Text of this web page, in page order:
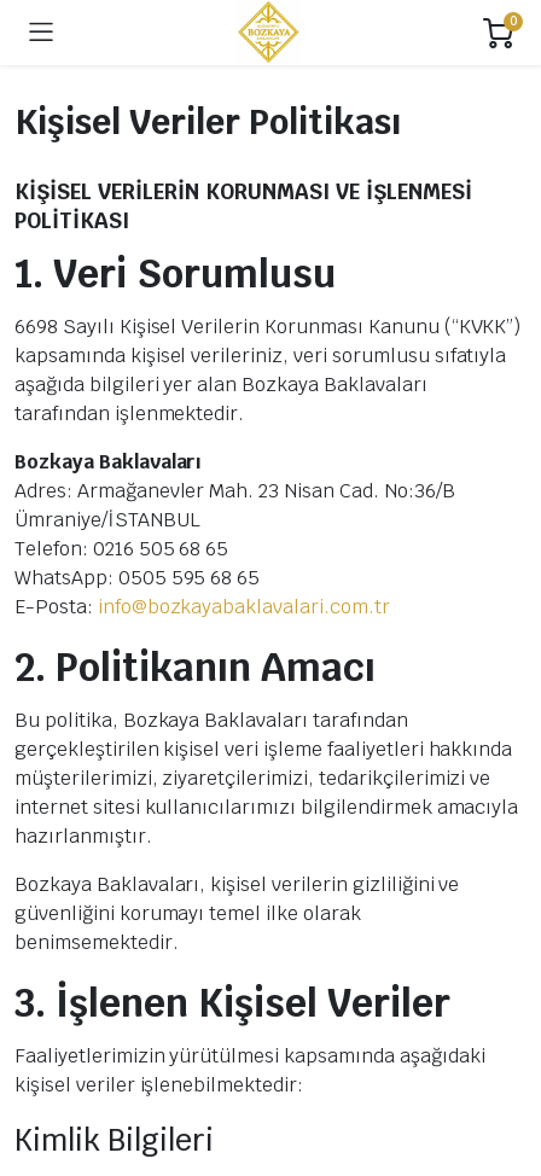
0
Kişisel Veriler Politikası
KİŞİSEL VERİLERİN KORUNMASI VE İŞLENMESİ
POLİTİKASI
1. Veri Sorumlusu
6698 Sayılı Kişisel Verilerin Korunması Kanunu (“KVKK”)
kapsamında kişisel verileriniz, veri sorumlusu sıfatıyla
aşağıda bilgileri yer alan Bozkaya Baklavaları
tarafından işlenmektedir.
Bozkaya Baklavaları
Adres: Armağanevler Mah. 23 Nisan Cad. No:36/B
Ümraniye/İSTANBUL
Telefon: 0216 505 68 65
WhatsApp: 0505 595 68 65
E-Posta: info@bozkayabaklavalari.com.tr
2. Politikanın Amacı
Bu politika, Bozkaya Baklavaları tarafından
gerçekleştirilen kişisel veri işleme faaliyetleri hakkında
müşterilerimizi, ziyaretçilerimizi, tedarikçilerimizi ve
internet sitesi kullanıcılarımızı bilgilendirmek amacıyla
hazırlanmıştır.
Bozkaya Baklavaları, kişisel verilerin gizliliğini ve
güvenliğini korumayı temel ilke olarak
benimsemektedir.
3. İşlenen Kişisel Veriler
Faaliyetlerimizin yürütülmesi kapsamında aşağıdaki
kişisel veriler işlenebilmektedir:
Kimlik Bilgileri